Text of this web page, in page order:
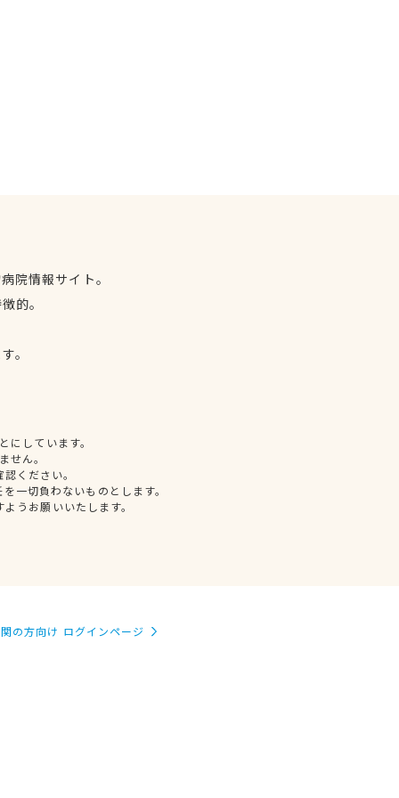
院情報サイト。
的。
。
しています。
せん。
ください。
一切負わないものとします。
うお願いいたします。
の方向け ログインページ